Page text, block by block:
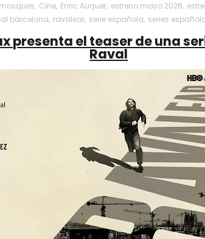
, Cine, Enric Auquer, estreno mayo 2026,
barcelona, ravalear, serie española, series
presenta el teaser de una
Raval